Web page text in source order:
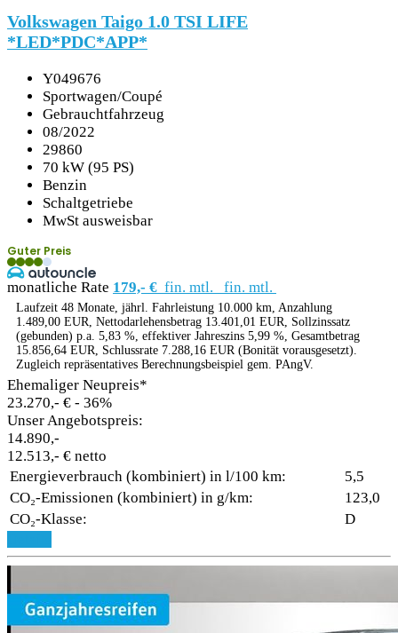
Volkswagen Taigo 1.0 TSI LIFE
*LED*PDC*APP*
Y049676
Sportwagen/Coupé
Gebrauchtfahrzeug
08/2022
29860
70 kW (95 PS)
Benzin
Schaltgetriebe
MwSt ausweisbar
Guter Preis
monatliche Rate 179,- € fin. mtl. fin. mtl.
Laufzeit 48 Monate, jährl. Fahrleistung 10.000 km, Anzahlung
1.489,00 EUR, Nettodarlehensbetrag 13.401,01 EUR, Sollzinssatz
(gebunden) p.a. 5,83 %, effektiver Jahreszins 5,99 %, Gesamtbetrag
15.856,64 EUR, Schlussrate 7.288,16 EUR (Bonität vorausgesetzt).
Zugleich repräsentatives Berechnungsbeispiel gem. PAngV.
Ehemaliger Neupreis*
23.270,- € - 36%
Unser Angebotspreis:
14.890,-
12.513,- € netto
Energieverbrauch (kombiniert) in l/100 km:
5,5
CO₂-Emissionen (kombiniert) in g/km:
123,0
CO₂-Klasse:
D